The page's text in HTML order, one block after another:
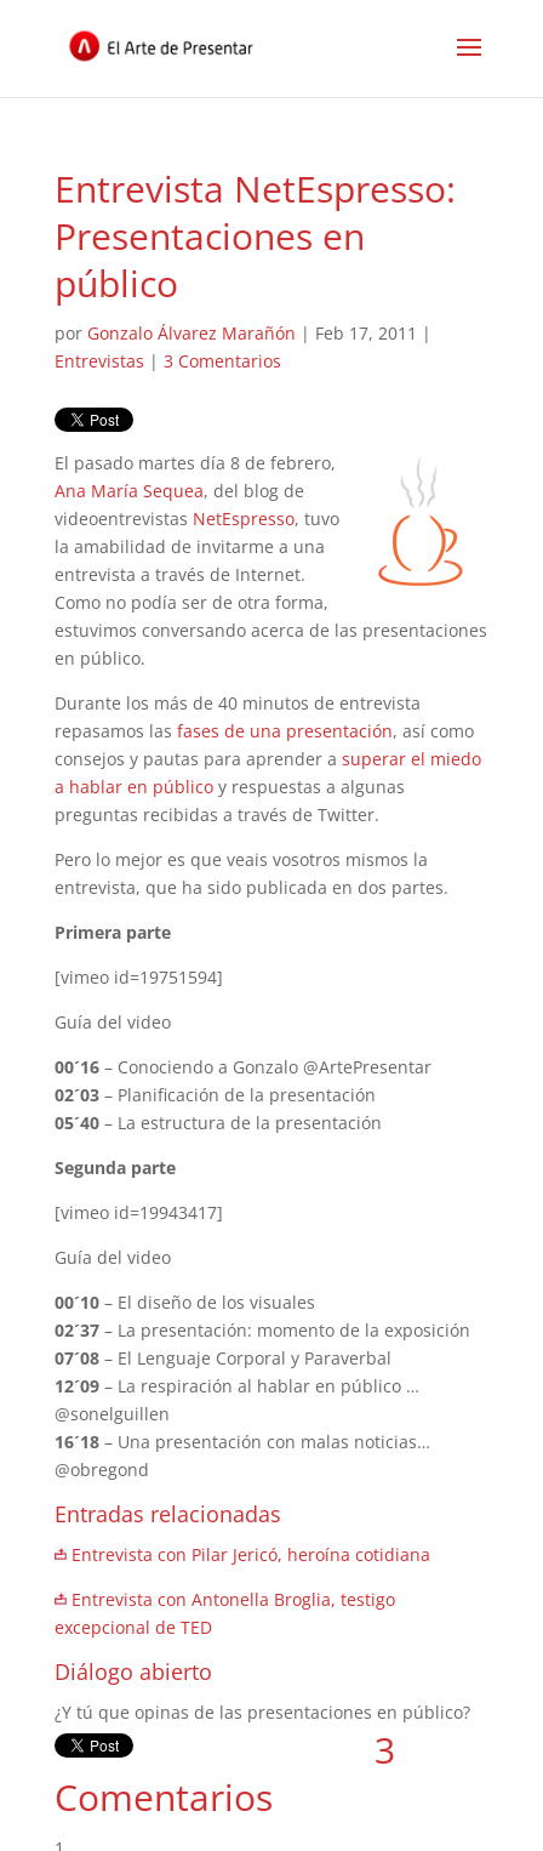
Entrevista NetEspresso:
Presentaciones en
público
por Gonzalo Álvarez Marañón | Feb 17, 2011 |
Entrevistas | 3 Comentarios
El pasado martes día 8 de febrero,
Ana María Sequea, del blog de
videoentrevistas NetEspresso, tuvo
la amabilidad de invitarme a una
entrevista a través de Internet.
Como no podía ser de otra forma,
estuvimos conversando acerca de las presentaciones
en público.
Durante los más de 40 minutos de entrevista
repasamos las fases de una presentación, así como
consejos y pautas para aprender a superar el miedo
a hablar en públicoy respuestas a algunas
preguntas recibidas a través de Twitter.
Pero lo mejor es que veais vosotros mismos la
entrevista, que ha sido publicada en dos partes.
Primera parte
[vimeo id=19751594]
Guía del video
00´16– Conociendo a Gonzalo @ArtePresentar
02´03– Planificación de la presentación
05´40– La estructura de la presentación
Segunda parte
[vimeo id=19943417]
Guía del video
00´10– El diseño de los visuales
02´37– La presentación: momento de la exposición
07´08– El Lenguaje Corporal y Paraverbal
12´09– La respiración al hablar en público …
@sonelguillen
16´18– Una presentación con malas noticias…
@obregond
Entradas relacionadas
Entrevista con Pilar Jericó, heroína cotidiana
Entrevista con Antonella Broglia, testigo
excepcional de TED
Diálogo abierto
¿Y tú que opinas de las presentaciones en público?
3
Comentarios